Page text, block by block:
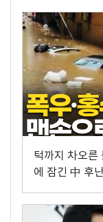
턱까지 차오
에 잠긴 中 후